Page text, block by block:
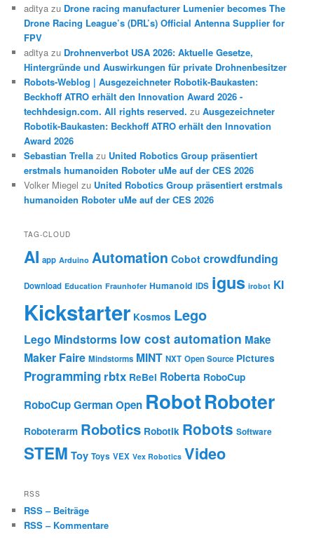
aditya zu Drone racing manufacturer Lumenier becomes The
Drone Racing League’s (DRL’s) Official Antenna Supplier for
FPV
aditya zu Drohnenverbot USA 2026: Aktuelle Gesetze,
Hintergründe und Auswirkungen für private Drohnenbesitzer
Robots-Weblog | Ausgezeichneter Robotik-Baukasten:
Beckhoff ATRO erhält den Innovation Award 2026 -
techhdesign.com. All rights reserved. zuAusgezeichneter
Robotik-Baukasten: Beckhoff ATRO erhält den Innovation
Award 2026
Sebastian Trella zu United Robotics Group präsentiert
erstmals humanoiden Roboter uMe auf der CES 2026
Volker Miegel zu United Robotics Group präsentiert erstmals
humanoiden Roboter uMe auf der CES 2026
TAG-CLOUD
AI app Arduino Automation Cobot crowdfunding
Download Education Fraunhofer Humanoid IDS igus irobot KI
Kickstarter Kosmos Lego
Lego Mindstorms low cost automation Make
Maker Faire Mindstorms MINT NXT Open Source Pictures
Programming rbtx ReBel Roberta RoboCup
RoboCup German Open RobotRoboter
Roboterarm Robotics Robotik Robots Software
STEM Toy Toys VEX Vex Robotics Video
RSS
RSS – Beiträge
RSS – Kommentare